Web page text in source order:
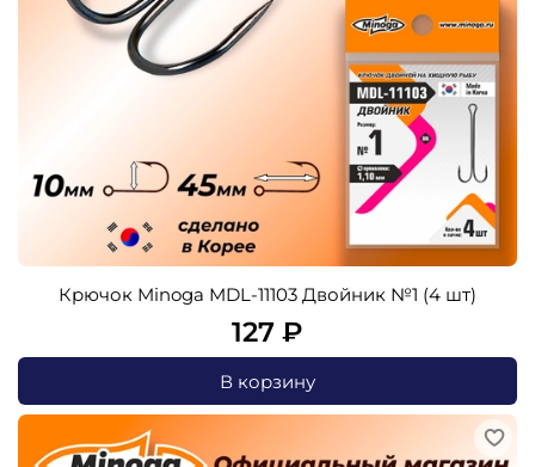
Крючок Minoga MDL-11103 Двойник №1 (4 шт)
127 ₽
В корзину